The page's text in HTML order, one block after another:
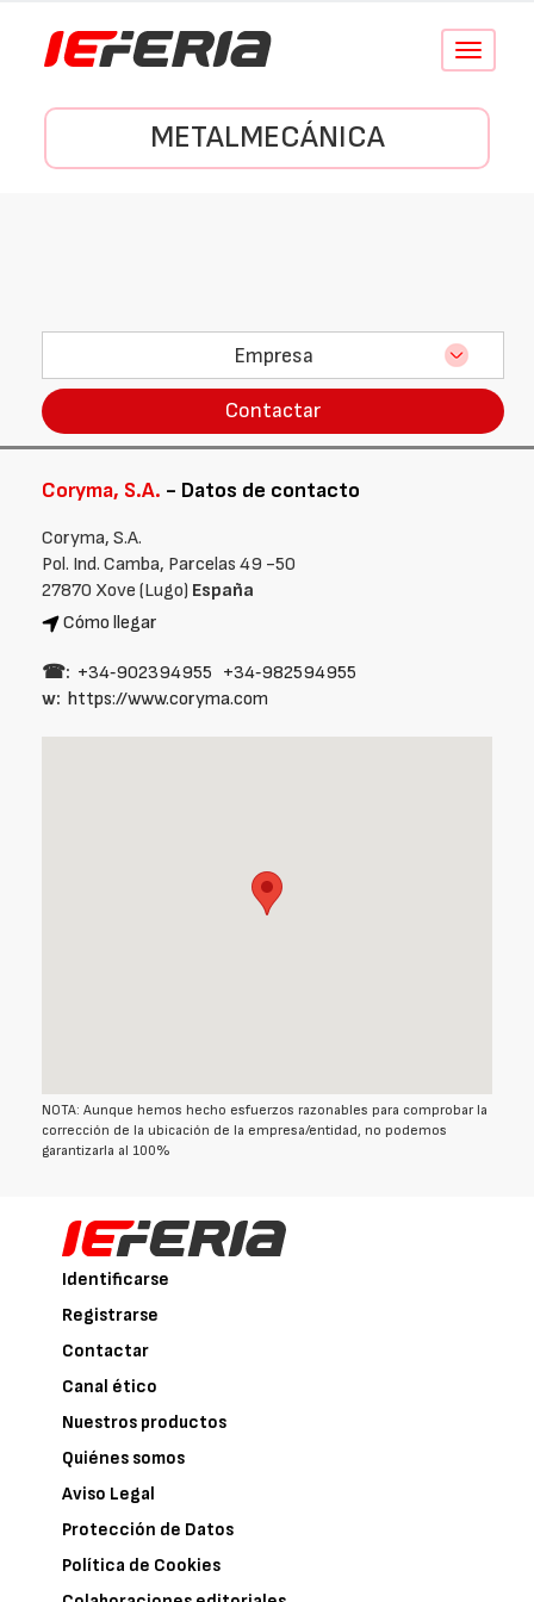
Conmutar
METALMECÁNICA
Empresa
Contactar
Coryma, S.A. - Datos de contacto
Coryma, S.A.
Pol. Ind. Camba, Parcelas 49 -50
27870 Xove (Lugo) España
Cómo llegar
☎: +34‑902394955 +34‑982594955
w: https://www.coryma.com
NOTA: Aunque hemos hecho esfuerzos razonables para comprobar la
corrección de la ubicación de la empresa/entidad, no podemos
garantizarla al 100%
Identificarse
Registrarse
Contactar
Canal ético
Nuestros productos
Quiénes somos
Aviso Legal
Protección de Datos
Política de Cookies